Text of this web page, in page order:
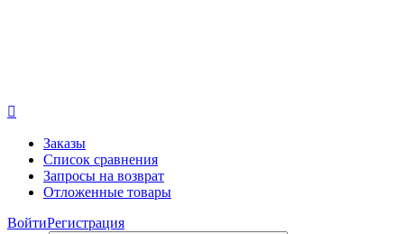

Заказы
Список сравнения
Запросы на возврат
Отложенные товары
ВойтиРегистрация